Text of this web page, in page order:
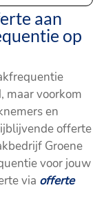
aan
op
maar voorkom
en
offerte
Groene
voor jouw
via offerte